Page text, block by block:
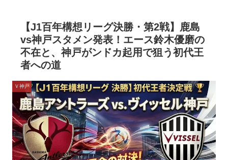
【J1百年構想リーグ決勝・第2戦】鹿島
vs神戸スタメン発表！エース鈴木優磨の
不在と、神戸がンドカ起用で狙う初代王
者への道
Ｖ神戸